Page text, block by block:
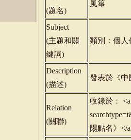
(題名)
風箏
Subject
(主題和關
鍵詞)
類別：個人
Description
(描述)
發表於《中
Relation
(關聯)
收錄於： <a
陽點名》</